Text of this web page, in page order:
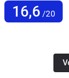
16,6 /20